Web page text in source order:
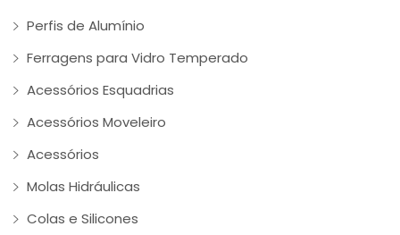
Perfis de Alumínio
Ferragens para Vidro Temperado
Acessórios Esquadrias
Acessórios Moveleiro
Acessórios
Molas Hidráulicas
Colas e Silicones